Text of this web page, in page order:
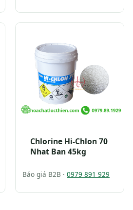
Chlorine Hi-Chlon 70
Nhat Ban 45kg
Báo giá B2B · 0979 891 929